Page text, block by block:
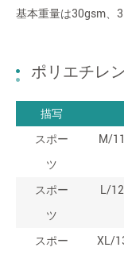
基本重量は30gsm、
ポリエチレ
描写
スポー
ツ
M/
スポー
ツ
L/
スポー
XL/